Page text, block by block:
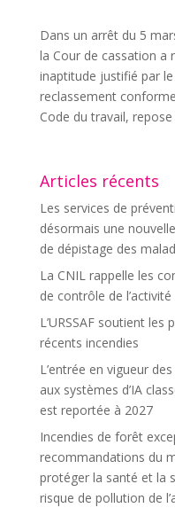
Dans un arrêt du 5
la Cour de cassation a
inaptitude justifié par
reclassement
Code du travail,
Articles récents
Les services de
désormais une
de dépistage des
La CNIL rappelle les
de contrôle de
L’URSSAF soutient
récents incendies
L’entrée en vigueur
aux systèmes d’IA
est reportée à 2027
Incendies de forêt
recommandations du
protéger la santé et la
risque de pollution de